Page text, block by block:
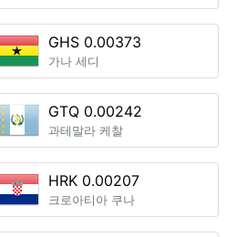
GHS 0.00373
가나 세디
GTQ 0.00242
과테말라 케찰
HRK 0.00207
크로아티아 쿠나